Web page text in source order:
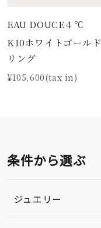
EAU DOUCE４℃
K10ホワイトゴールド
リング
¥105,600(tax in)
条件から選ぶ
ジュエリー